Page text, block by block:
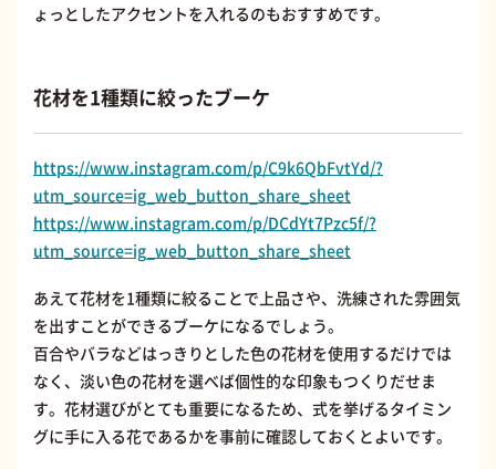
ょっとしたアクセントを入れるのもおすすめです。
花材を1種類に絞ったブーケ
https://www.instagram.com/p/C9k6QbFvtYd/?
utm_source=ig_web_button_share_sheet
https://www.instagram.com/p/DCdYt7Pzc5f/?
utm_source=ig_web_button_share_sheet
あえて花材を1種類に絞ることで上品さや、洗練された雰囲気
を出すことができるブーケになるでしょう。
百合やバラなどはっきりとした色の花材を使用するだけでは
なく、淡い色の花材を選べば個性的な印象もつくりだせま
す。花材選びがとても重要になるため、式を挙げるタイミン
グに手に入る花であるかを事前に確認しておくとよいです。